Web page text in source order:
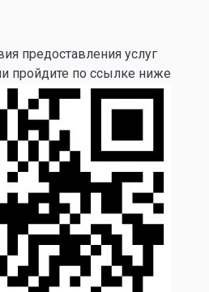
предоставления услуг
пройдите по ссылке ниже